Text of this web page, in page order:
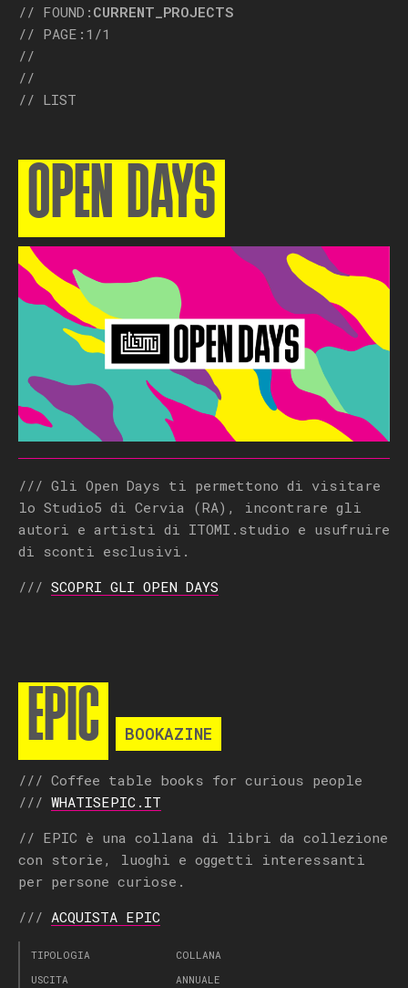
// FOUND: CURRENT_PROJECTS
// PAGE:1/1
//
//
// LIST
OPEN DAYS
/// Gli Open Days ti permettono di visitare
lo Studio5 di Cervia (RA), incontrare gli
autori e artisti di ITOMI.studio e usufruire
di sconti esclusivi.
/// SCOPRI GLI OPEN DAYS
EPIC BOOKAZINE
/// Coffee table books for curious people
/// WHATISEPIC.IT
// EPIC è una collana di libri da collezione
con storie, luoghi e oggetti interessanti
per persone curiose.
/// ACQUISTA EPIC
TIPOLOGIA
COLLANA
USCITA
ANNUALE